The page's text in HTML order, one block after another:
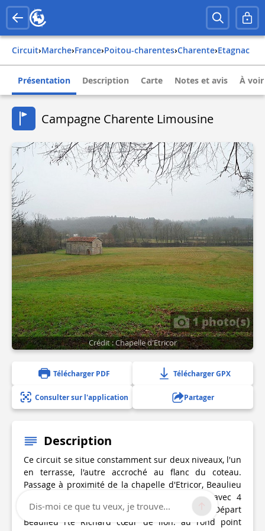
Circuit› Marche› france› poitou-charentes› charente› etagnac
Présentation Description Carte Notes et avis À
Campagne Charente Limousine
1 photo(s)
Crédit : Chapelle d'Etricor
Télécharger PDF Télécharger GPX
Consulter sur l'application Partager
Description
Ce circuit se situe constamment sur deux niveaux, l'un
en terrasse, l'autre accroché au flanc du coteau.
Passage à proximité de la chapelle d'Etricor, Beaulieu
ex-hameau de la commune de Chassenon, avec 4
dérivations de 4-7-8-10 km Balisage bleu. Départ
Beaulieu rte Richard cœur de lion. au rond point
Dis-moi ce que tu veux, je trouve...